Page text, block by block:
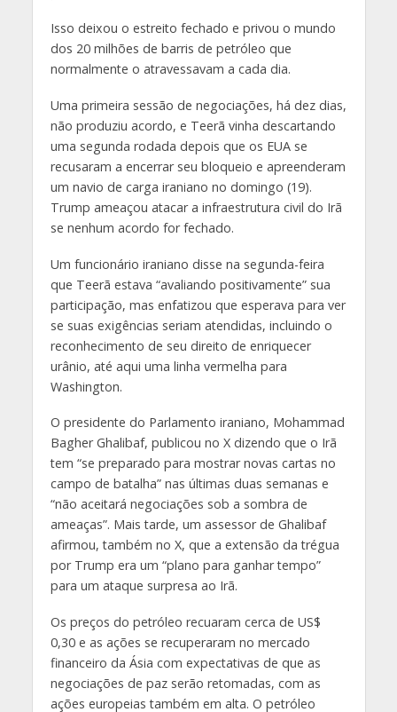
Isso deixou o estreito fechado e privou o mundo
dos 20 milhões de barris de petróleo que
normalmente o atravessavam a cada dia.
Uma primeira sessão de negociações, há dez dias,
não produziu acordo, e Teerã vinha descartando
uma segunda rodada depois que os EUA se
recusaram a encerrar seu bloqueio e apreenderam
um navio de carga iraniano no domingo (19).
Trump ameaçou atacar a infraestrutura civil do Irã
se nenhum acordo for fechado.
Um funcionário iraniano disse na segunda-feira
que Teerã estava “avaliando positivamente” sua
participação, mas enfatizou que esperava para ver
se suas exigências seriam atendidas, incluindo o
reconhecimento de seu direito de enriquecer
urânio, até aqui uma linha vermelha para
Washington.
O presidente do Parlamento iraniano, Mohammad
Bagher Ghalibaf, publicou no X dizendo que o Irã
tem “se preparado para mostrar novas cartas no
campo de batalha” nas últimas duas semanas e
“não aceitará negociações sob a sombra de
ameaças”. Mais tarde, um assessor de Ghalibaf
afirmou, também no X, que a extensão da trégua
por Trump era um “plano para ganhar tempo”
para um ataque surpresa ao Irã.
Os preços do petróleo recuaram cerca de US$
0,30 e as ações se recuperaram no mercado
financeiro da Ásia com expectativas de que as
negociações de paz serão retomadas, com as
ações europeias também em alta. O petróleo